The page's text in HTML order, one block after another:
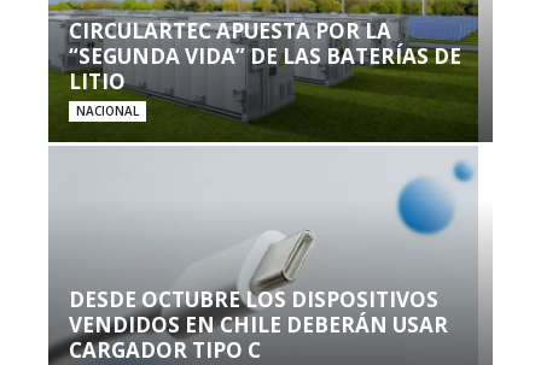
CIRCULARTEC APUESTA POR LA
“SEGUNDA VIDA” DE LAS BATERÍAS DE
LITIO
NACIONAL
DESDE OCTUBRE LOS DISPOSITIVOS
VENDIDOS EN CHILE DEBERÁN USAR
CARGADOR TIPO C